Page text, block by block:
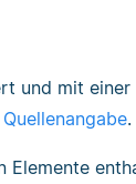
und mit
Quellenangabe.
Elemente